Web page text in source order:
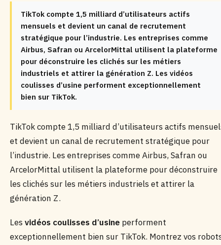
TikTok compte 1,5 milliard d’utilisateurs actifs
mensuels et devient un canal de recrutement
stratégique pour l’industrie. Les entreprises comme
Airbus, Safran ou ArcelorMittal utilisent la plateforme
pour déconstruire les clichés sur les métiers
industriels et attirer la génération Z. Les vidéos
coulisses d’usine performent exceptionnellement
bien sur TikTok.
TikTok compte 1,5 milliard d’utilisateurs actifs
et devient un canal de recrutement stratégique pour
l’industrie. Les entreprises comme Airbus, Safran ou
ArcelorMittal utilisent la plateforme pour déconstruire
les clichés sur les métiers industriels et attirer la
génération Z.
Les vidéos coulisses d’usine performent
exceptionnellement bien sur TikTok. Montrez vos